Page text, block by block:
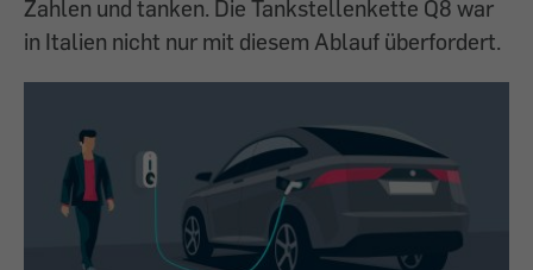
Zahlen und tanken. Die Tankstellenkette Q8 war
in Italien nicht nur mit diesem Ablauf überfordert.